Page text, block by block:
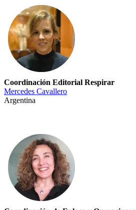
Coordinación Editorial Respirar
Mercedes Cavallero
Argentina